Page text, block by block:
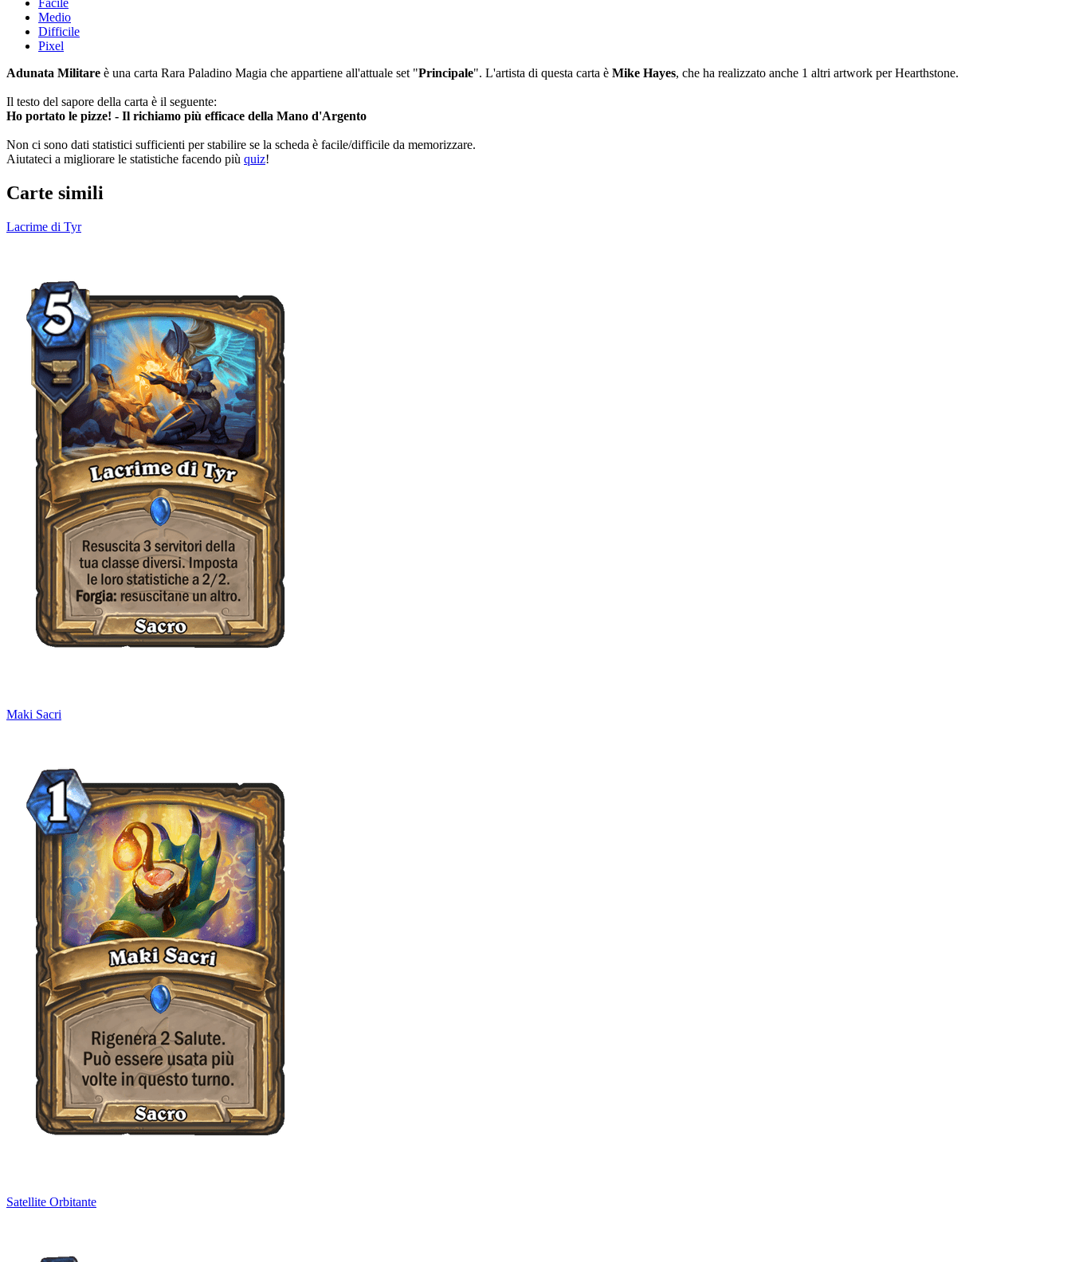
Medio
Difficile
Pixel
Adunata Militare è una carta Rara Paladino Magia che appartiene all'attuale set "Principale". L'artista di questa carta è Mike Hayes, che ha realizzato anche 1 altri artwork per Hearthstone.
Il testo del sapore della carta è il seguente:
Ho portato le pizze! - Il richiamo più efficace della Mano d'Argento
Non ci sono dati statistici sufficienti per stabilire se la scheda è facile/difficile da memorizzare.
Aiutateci a migliorare le statistiche facendo più quiz!
Carte simili
Lacrime di Tyr
Maki Sacri
Satellite Orbitante